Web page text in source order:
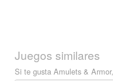
Juegos similares
Si te gusta Amulets &